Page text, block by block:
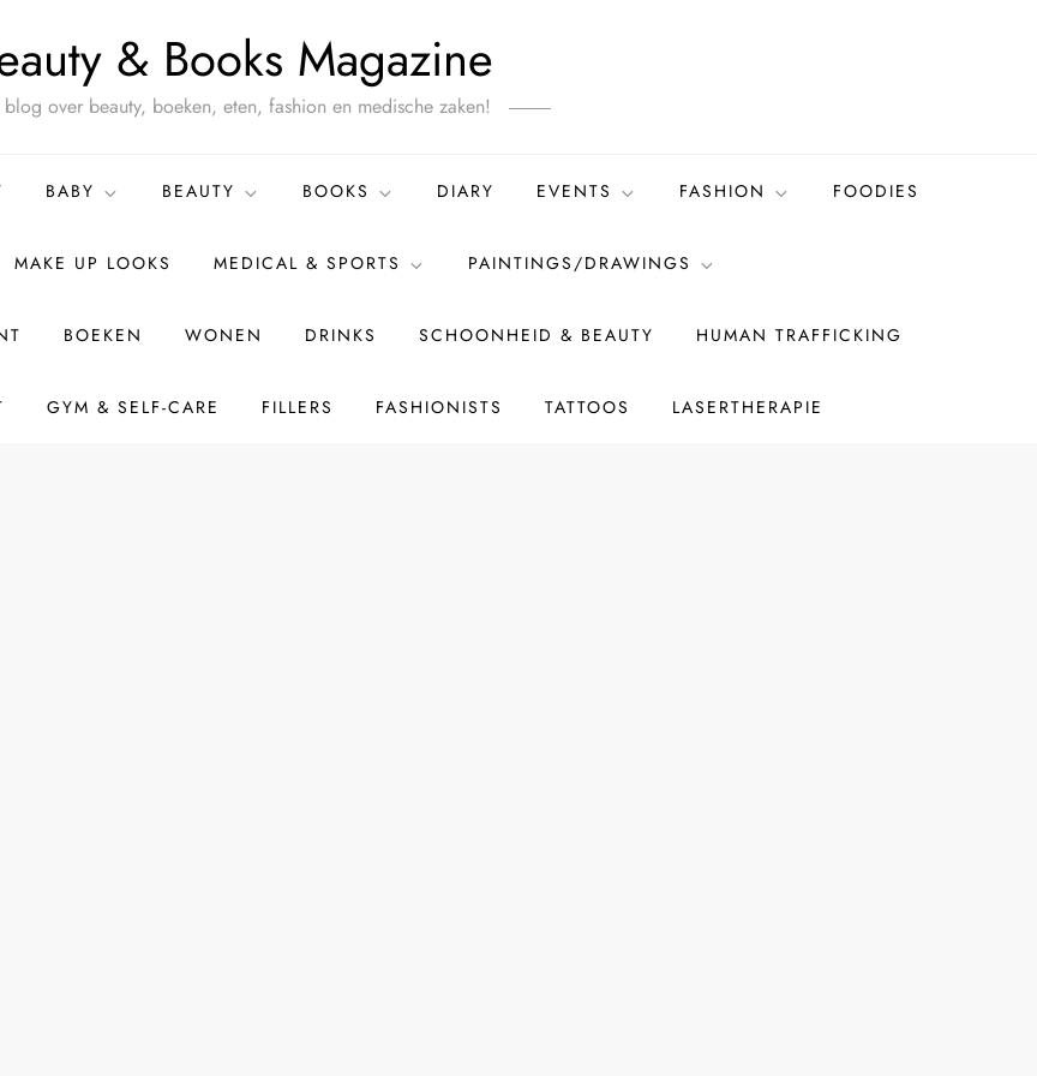
& Books Magazine
blog over beauty, boeken, eten, fashion en medische zaken!
BABY BEAUTY BOOKS DIARY EVENTS FASHION FOODIES
MAKE UP LOOKS MEDICAL & SPORTS PAINTINGS/DRAWINGS
BOEKEN WONEN DRINKS SCHOONHEID & BEAUTY HUMAN TRAFFICKING
GYM & SELF-CARE FILLERS FASHIONISTS TATTOOS LASERTHERAPIE